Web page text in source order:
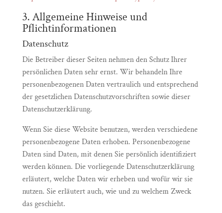
3. Allgemeine Hinweise und
Pflichtinformationen
Datenschutz
Die Betreiber dieser Seiten nehmen den Schutz Ihrer
persönlichen Daten sehr ernst. Wir behandeln Ihre
personenbezogenen Daten vertraulich und entsprechend
der gesetzlichen Datenschutzvorschriften sowie dieser
Datenschutzerklärung.
Wenn Sie diese Website benutzen, werden verschiedene
personenbezogene Daten erhoben. Personenbezogene
Daten sind Daten, mit denen Sie persönlich identifiziert
werden können. Die vorliegende Datenschutzerklärung
erläutert, welche Daten wir erheben und wofür wir sie
nutzen. Sie erläutert auch, wie und zu welchem Zweck
das geschieht.